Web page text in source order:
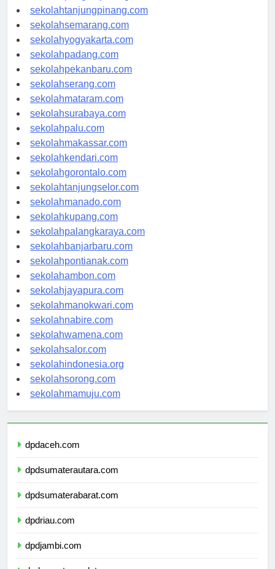
sekolahpangkalpinang.com
sekolahtanjungpinang.com
sekolahsemarang.com
sekolahyogyakarta.com
sekolahpadang.com
sekolahpekanbaru.com
sekolahserang.com
sekolahmataram.com
sekolahsurabaya.com
sekolahpalu.com
sekolahmakassar.com
sekolahkendari.com
sekolahgorontalo.com
sekolahtanjungselor.com
sekolahmanado.com
sekolahkupang.com
sekolahpalangkaraya.com
sekolahbanjarbaru.com
sekolahpontianak.com
sekolahambon.com
sekolahjayapura.com
sekolahmanokwari.com
sekolahnabire.com
sekolahwamena.com
sekolahsalor.com
sekolahindonesia.org
sekolahsorong.com